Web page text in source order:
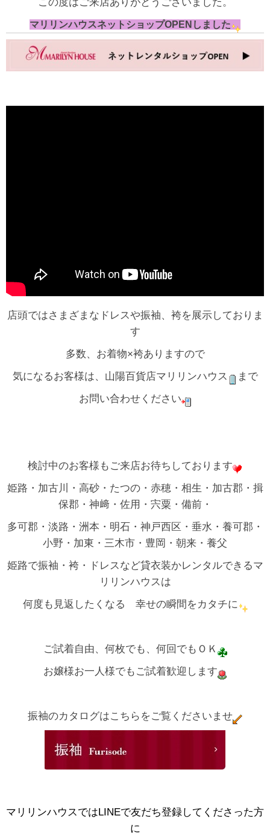
マリリンハウスネットショップOPENしました
店頭ではさまざまなドレスや振袖、袴を展示しておりま
す
多数、お着物×袴ありますので
気になるお客様は、山陽百貨店マリリンハウス
まで
お問い合わせください
検討中のお客様もご来店お待ちしております
姫路・加古川・高砂・たつの・赤穂・相生・加古郡・揖
保郡・神﨑・佐用・宍粟・備前・
多可郡・淡路・洲本・明石・神戸西区・垂水・養可郡・
小野・加東・三木市・豊岡・朝来・養父
姫路で振袖・袴・ドレスなど貸衣装かレンタルできるマ
リリンハウスは
何度も見返したくなる 幸せの瞬間をカタチに
ご試着自由、何枚でも、何回でもＯＫ
お嬢様お一人様でもご試着歓迎します
振袖のカタログはこちらをご覧くださいませ
マリリンハウスではLINEで友だち登録してくださった方
に